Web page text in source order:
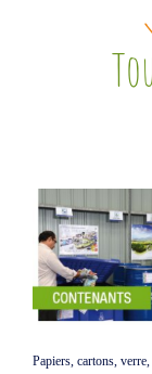
Papiers, cartons,